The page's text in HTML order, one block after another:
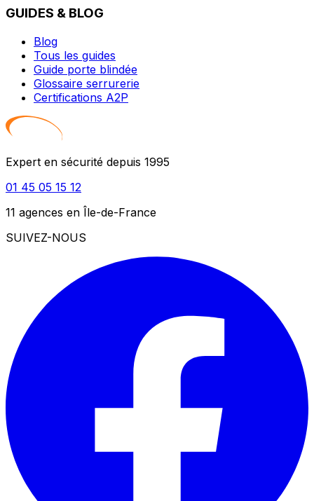
GUIDES & BLOG
Blog
Tous les guides
Guide porte blindée
Glossaire serrurerie
Certifications A2P
Expert en sécurité depuis 1995
01 45 05 15 12
11 agences en Île-de-France
SUIVEZ-NOUS